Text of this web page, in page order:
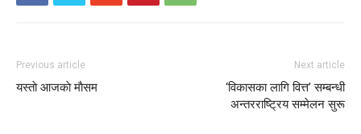
Previous article
यस्ताे आजकाे माैसम
Next article
‘विकासका लागि वित्त’ सम्बन्धी
अन्तरराष्ट्रिय सम्मेलन सुरू